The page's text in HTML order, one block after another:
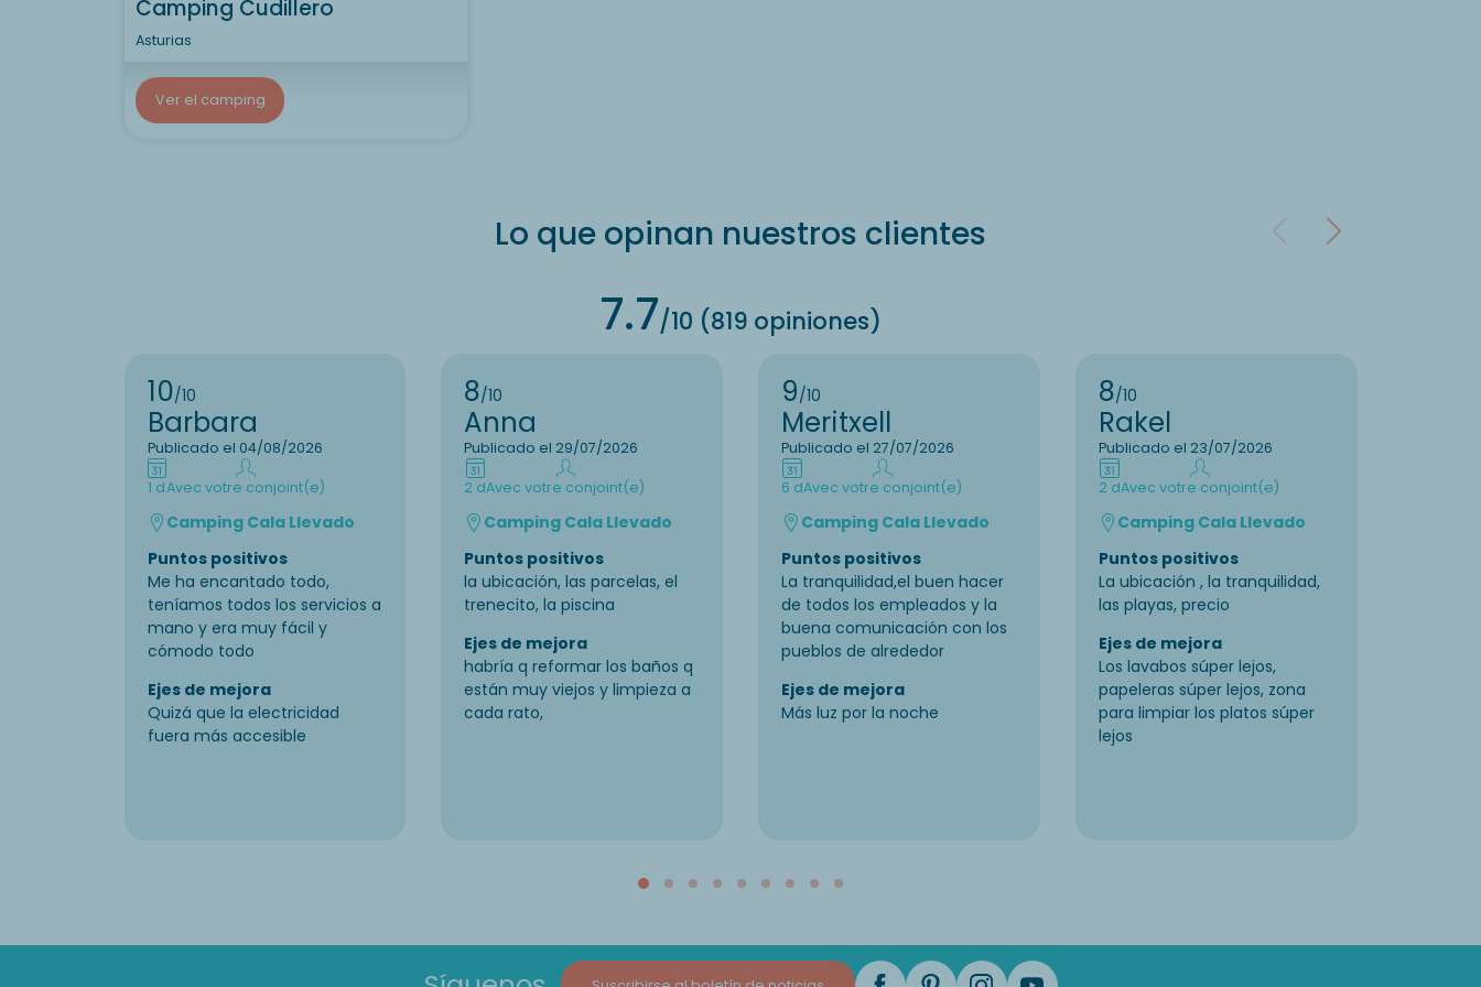
Camping Cudillero
Asturias
Ver el camping
Lo que opinan nuestros clientes
7.7/10 (819 opiniones)
10/10
Barbara
Publicado el 04/08/2026
1 dAvec votre conjoint(e)
Camping Cala Llevado
Puntos positivos
Me ha encantado todo,
teníamos todos los servicios a
mano y era muy fácil y
cómodo todo
Ejes de mejora
Quizá que la electricidad
fuera más accesible
8/10
Anna
Publicado el 29/07/2026
2 dAvec votre conjoint(e)
Camping Cala Llevado
Puntos positivos
la ubicación, las parcelas, el
trenecito, la piscina
Ejes de mejora
habría q reformar los baños q
están muy viejos y limpieza a
cada rato,
9/10
Meritxell
Publicado el 27/07/2026
6 dAvec votre conjoint(e)
Camping Cala Llevado
Puntos positivos
La tranquilidad,el buen hacer
de todos los empleados y la
buena comunicación con los
pueblos de alrededor
Ejes de mejora
Más luz por la noche
8/10
Rakel
Publicado el 23/07/2026
2 dAvec votre conjoint(e)
Camping Cala Llevado
Puntos positivos
La ubicación , la tranquilidad,
las playas, precio
Ejes de mejora
Los lavabos súper lejos,
papeleras súper lejos, zona
para limpiar los platos súper
lejos